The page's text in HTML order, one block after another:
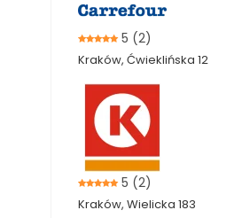
5 (2)
Kraków, Ćwieklińska 12
5 (2)
Kraków, Wielicka 183